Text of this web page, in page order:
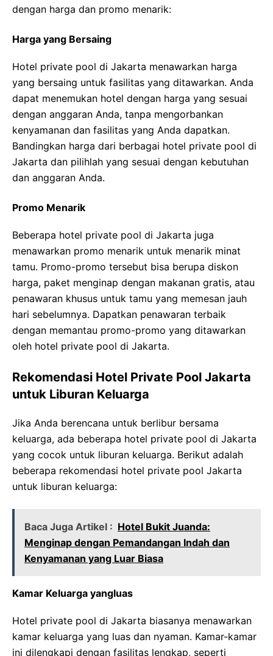
dengan harga dan promo menarik:
Harga yang Bersaing
Hotel private pool di Jakarta menawarkan harga
yang bersaing untuk fasilitas yang ditawarkan. Anda
dapat menemukan hotel dengan harga yang sesuai
dengan anggaran Anda, tanpa mengorbankan
kenyamanan dan fasilitas yang Anda dapatkan.
Bandingkan harga dari berbagai hotel private pool di
Jakarta dan pilihlah yang sesuai dengan kebutuhan
dan anggaran Anda.
Promo Menarik
Beberapa hotel private pool di Jakarta juga
menawarkan promo menarik untuk menarik minat
tamu. Promo-promo tersebut bisa berupa diskon
harga, paket menginap dengan makanan gratis, atau
penawaran khusus untuk tamu yang memesan jauh
hari sebelumnya. Dapatkan penawaran terbaik
dengan memantau promo-promo yang ditawarkan
oleh hotel private pool di Jakarta.
Rekomendasi Hotel Private Pool Jakarta
untuk Liburan Keluarga
Jika Anda berencana untuk berlibur bersama
keluarga, ada beberapa hotel private pool di Jakarta
yang cocok untuk liburan keluarga. Berikut adalah
beberapa rekomendasi hotel private pool Jakarta
untuk liburan keluarga:
Baca Juga Artikel : Hotel Bukit Juanda:
Menginap dengan Pemandangan Indah dan
Kenyamanan yang Luar Biasa
Kamar Keluarga yangluas
Hotel private pool di Jakarta biasanya menawarkan
kamar keluarga yang luas dan nyaman. Kamar-kamar
ini dilengkapi dengan fasilitas lengkap, seperti